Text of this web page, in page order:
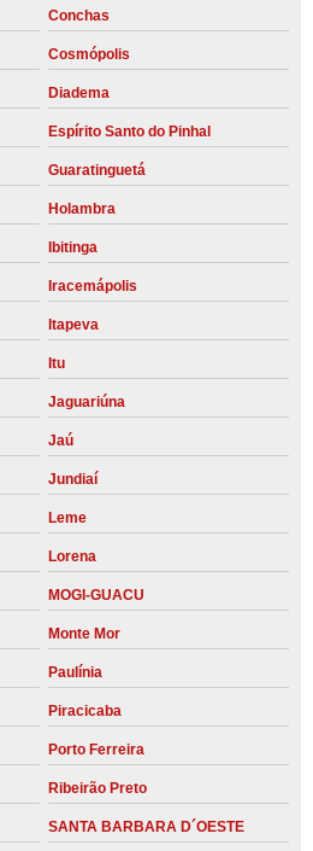
Conchas
Cosmópolis
Diadema
Espírito Santo do Pinhal
Guaratinguetá
Holambra
Ibitinga
Iracemápolis
Itapeva
Itu
Jaguariúna
Jaú
Jundiaí
Leme
Lorena
MOGI-GUACU
Monte Mor
Paulínia
Piracicaba
Porto Ferreira
Ribeirão Preto
SANTA BARBARA D´OESTE